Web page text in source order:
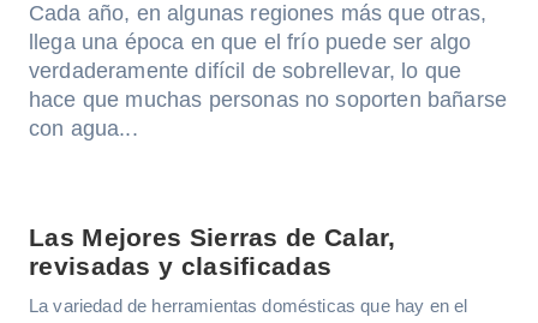
Cada año, en algunas regiones más que otras,
llega una época en que el frío puede ser algo
verdaderamente difícil de sobrellevar, lo que
hace que muchas personas no soporten bañarse
con agua...
Las Mejores Sierras de Calar,
revisadas y clasificadas
La variedad de herramientas domésticas que hay en el